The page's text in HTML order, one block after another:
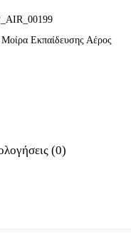
Εκπαίδευσης Αέρος
(0)